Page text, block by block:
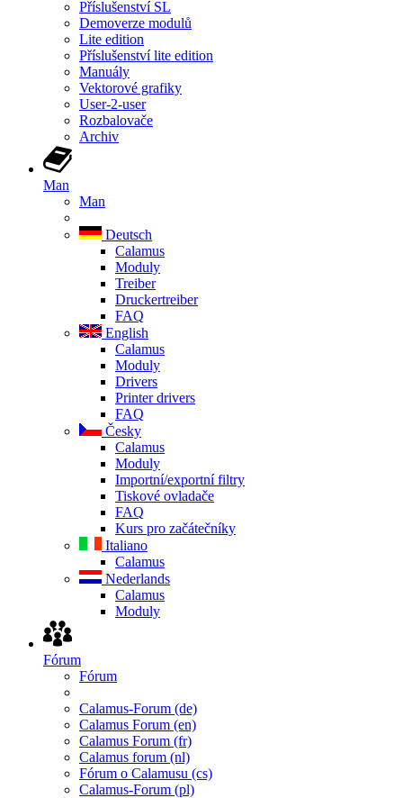
Příslušenství SL
Demoverze modulů
Lite edition
Příslušenství lite edition
Manuály
Vektorové grafiky
User-2-user
Rozbalovače
Archiv
Man
Man
Deutsch
Calamus
Moduly
Treiber
Druckertreiber
FAQ
English
Calamus
Moduly
Drivers
Printer drivers
FAQ
Česky
Calamus
Moduly
Importní/exportní filtry
Tiskové ovladače
FAQ
Kurs pro začátečníky
Italiano
Calamus
Nederlands
Calamus
Moduly
Fórum
Fórum
Calamus-Forum (de)
Calamus Forum (en)
Calamus Forum (fr)
Calamus forum (nl)
Fórum o Calamusu (cs)
Calamus-Forum (pl)